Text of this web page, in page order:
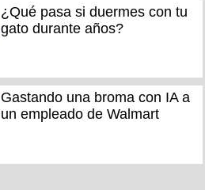
¿Qué pasa si duermes con tu
gato durante años?
Gastando una broma con IA a
un empleado de Walmart